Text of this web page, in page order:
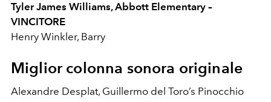
Tyler James Williams, Abbott Elementary –
VINCITORE
Henry Winkler, Barry
Miglior colonna sonora originale
Alexandre Desplat, Guillermo del Toro’s Pinocchio